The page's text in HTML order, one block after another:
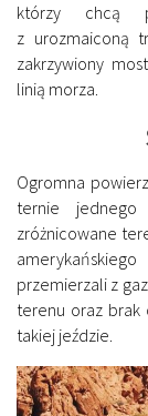
którzy chcą
z urozmaiconą
zakrzywiony
linią morza.
Ogromna
ternie jednego
zróżnicowane
przemierzali z
terenu oraz brak
takiej jeździe.